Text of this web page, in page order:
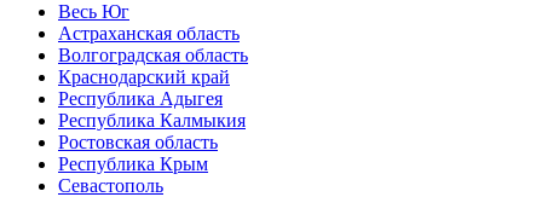
Весь Юг
Астраханская область
Волгоградская область
Краснодарский край
Республика Адыгея
Республика Калмыкия
Ростовская область
Республика Крым
Севастополь